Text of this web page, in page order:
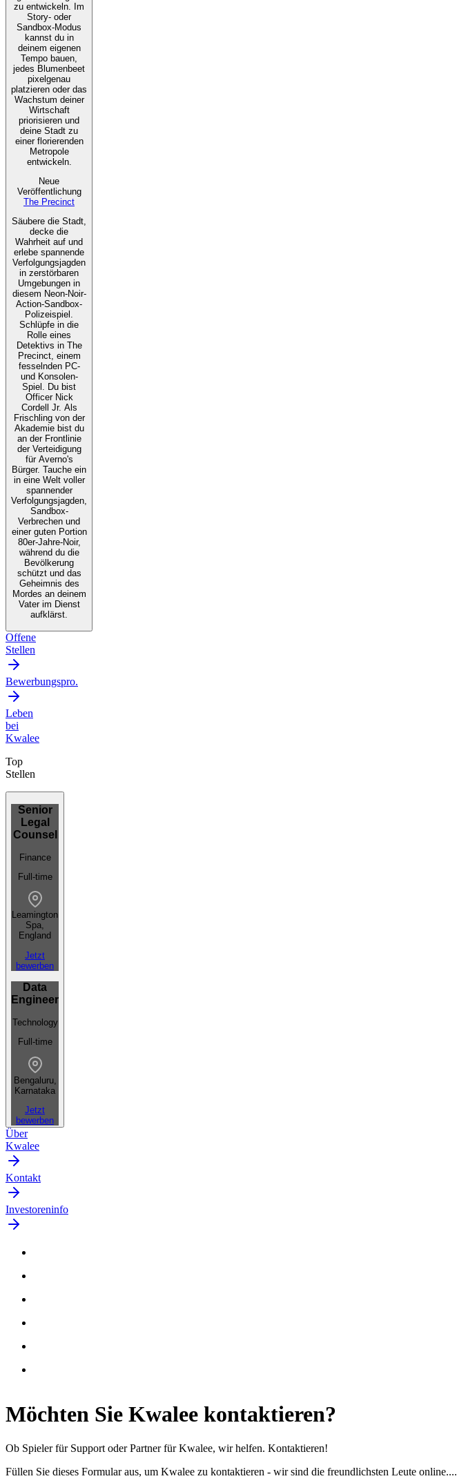
zu entwickeln. Im
Story- oder
Sandbox-Modus
kannst du in
deinem eigenen
Tempo bauen,
jedes Blumenbeet
pixelgenau
platzieren oder das
Wachstum deiner
Wirtschaft
priorisieren und
deine Stadt zu
einer florierenden
Metropole
entwickeln.
Neue
Veröffentlichung
The Precinct
Säubere die Stadt,
decke die
Wahrheit auf und
erlebe spannende
Verfolgungsjagden
in zerstörbaren
Umgebungen in
diesem Neon-Noir-
Action-Sandbox-
Polizeispiel.
Schlüpfe in die
Rolle eines
Detektivs in The
Precinct, einem
fesselnden PC-
und Konsolen-
Spiel. Du bist
Officer Nick
Cordell Jr. Als
Frischling von der
Akademie bist du
an der Frontlinie
der Verteidigung
für Averno's
Bürger. Tauche ein
in eine Welt voller
spannender
Verfolgungsjagden,
Sandbox-
Verbrechen und
einer guten Portion
80er-Jahre-Noir,
während du die
Bevölkerung
schützt und das
Geheimnis des
Mordes an deinem
Vater im Dienst
aufklärst.
Offene
Stellen
Bewerbungspro.
Leben
bei
Kwalee
Top
Stellen
Senior
Legal
Counsel
Finance
Full-time
Leamington
Spa,
England
Jetzt
bewerben
Data
Engineer
Technology
Full-time
Bengaluru,
Karnataka
Jetzt
bewerben
Über
Kwalee
Kontakt
Investoreninfo
Möchten Sie Kwalee kontaktieren?
Ob Spieler für Support oder Partner für Kwalee, wir helfen. Kontaktieren!
Füllen Sie dieses Formular aus, um Kwalee zu kontaktieren - wir sind die freundlichsten Leute online....